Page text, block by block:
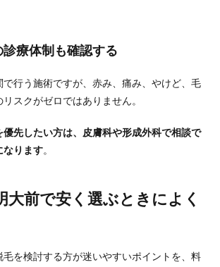
療体制も確認する
行う施術ですが、赤み、痛み、やけど、毛
スクがゼロではありません。
先したい方は、皮膚科や形成外科で相談で
なります。
大前で安く選ぶときによく
毛を検討する方が迷いやすいポイントを、料